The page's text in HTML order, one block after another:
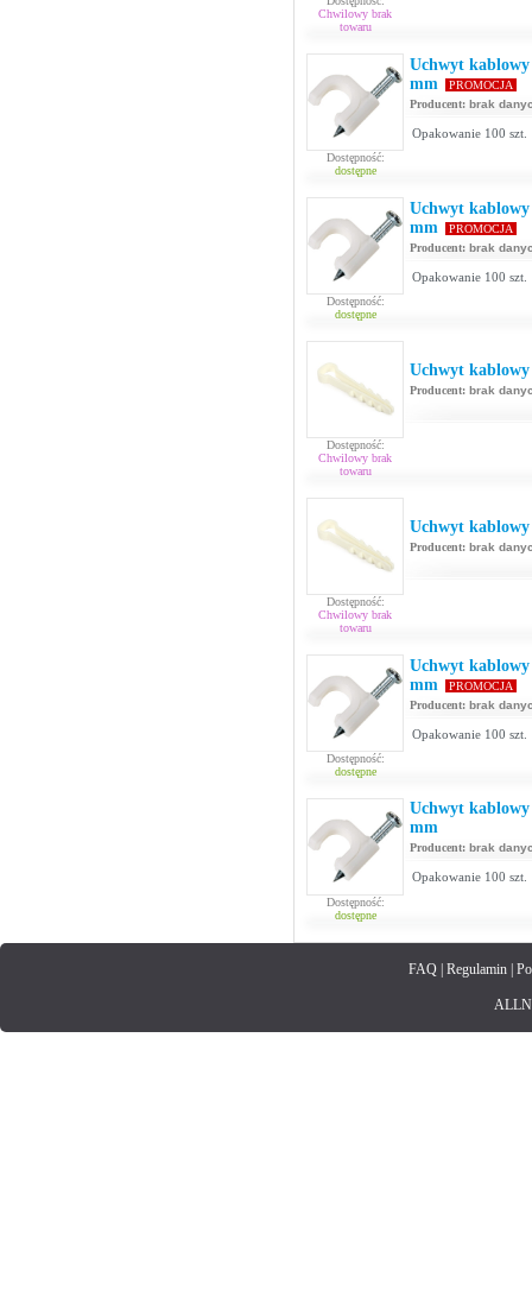
Chwilowy brak
towaru
Dostępność:
dostępne
Uchwyt kablowy
mm
PROMOCJA
Producent: brak
Opakowanie 100 szt.
Dostępność:
dostępne
Uchwyt kablowy
mm
PROMOCJA
Producent: brak
Opakowanie 100 szt.
Dostępność:
Chwilowy brak
towaru
Uchwyt kablowy
Producent: brak
Dostępność:
Chwilowy brak
towaru
Uchwyt kablowy
Producent: brak
Dostępność:
dostępne
Uchwyt kablowy
mm
PROMOCJA
Producent: brak
Opakowanie 100 szt.
Dostępność:
dostępne
Uchwyt kablowy
mm
Producent: brak
Opakowanie 100 szt.
FAQ| Regulamin|